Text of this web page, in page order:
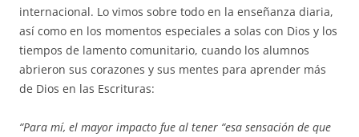
internacional. Lo vimos sobre todo en la enseñanza diaria,
así como en los momentos especiales a solas con Dios y los
tiempos de lamento comunitario, cuando los alumnos
abrieron sus corazones y sus mentes para aprender más
de Dios en las Escrituras:
“Para mí, el mayor impacto fue al tener “esa sensación de que